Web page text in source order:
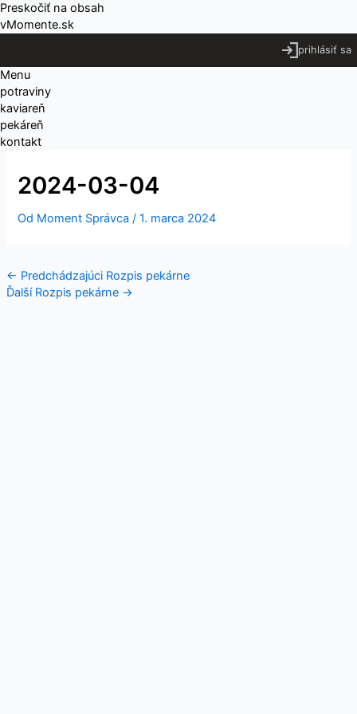
Preskočiť na obsah
vMomente.sk
prihlásiť sa
Menu
potraviny
kaviareň
pekáreň
kontakt
2024-03-04
Od Moment Správca/1. marca 2024
← Predchádzajúci Rozpis pekárne
Ďalší Rozpis pekárne →